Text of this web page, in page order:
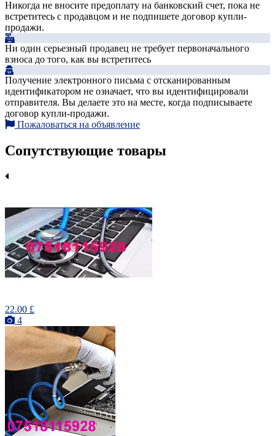
Никогда не вносите предоплату на банковский счет, пока не
встретитесь с продавцом и не подпишете договор купли-
продажи.
Ни один серьезный продавец не требует первоначального
взноса до того, как вы встретитесь
Получение электронного письма с отсканированным
идентификатором не означает, что вы идентифицировали
отправителя. Вы делаете это на месте, когда подписываете
договор купли-продажи.
Пожаловаться на объявление
Сопутствующие товары
22.00 £
4